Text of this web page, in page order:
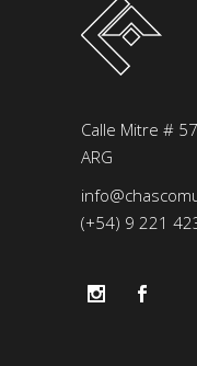
Calle Mitre #
ARG
(+54) 9 221